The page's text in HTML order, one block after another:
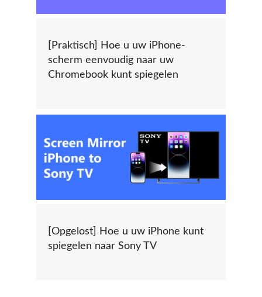
[Praktisch] Hoe u uw iPhone-
scherm eenvoudig naar uw
Chromebook kunt spiegelen
[Opgelost] Hoe u uw iPhone kunt
spiegelen naar Sony TV